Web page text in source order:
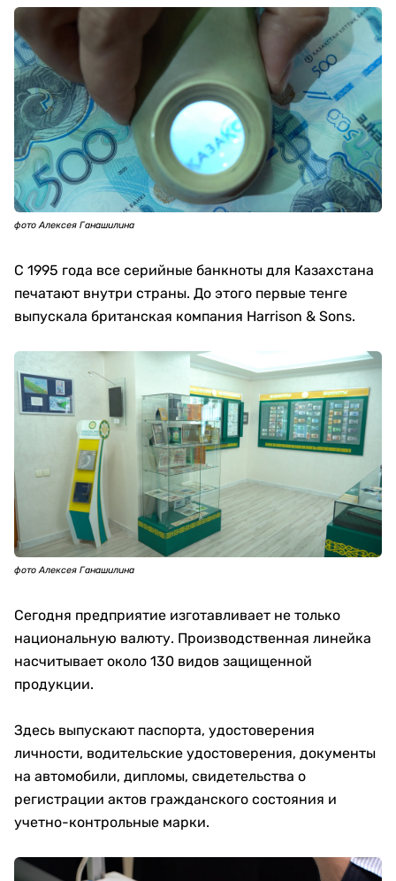
фото Алексея Ганашилина
С 1995 года все серийные банкноты для Казахстана
печатают внутри страны. До этого первые тенге
выпускала британская компания Harrison & Sons.
фото Алексея Ганашилина
Сегодня предприятие изготавливает не только
национальную валюту. Производственная линейка
насчитывает около 130 видов защищенной
продукции.
Здесь выпускают паспорта, удостоверения
личности, водительские удостоверения, документы
на автомобили, дипломы, свидетельства о
регистрации актов гражданского состояния и
учетно-контрольные марки.